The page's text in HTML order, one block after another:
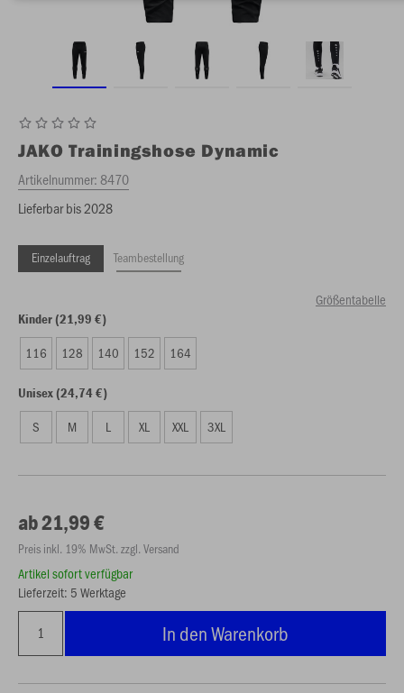
JAKO Trainingshose Dynamic
Artikelnummer:8470
Lieferbar bis 2028
Einzelauftrag Teambestellung
Größentabelle
Kinder (21,99 €)
116 128 140 152 164
Unisex (24,74 €)
S M L XL XXL 3XL
ab 21,99 €
Preis inkl. 19% MwSt. zzgl. Versand
Artikel sofort verfügbar
Lieferzeit: 5 Werktage
In den Warenkorb